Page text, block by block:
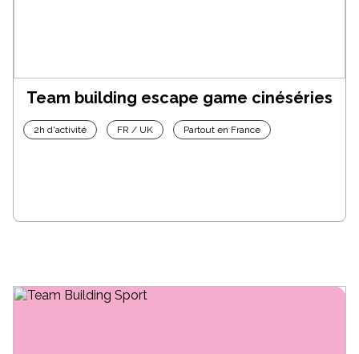
Team building escape game cinéséries
2h d'activité FR / UK Partout en France